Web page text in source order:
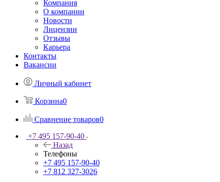
Компания
О компании
Новости
Лицензии
Отзывы
Карьера
Контакты
Вакансии
Личный кабинет
Корзина0
Сравнение товаров0
+7 495 157-90-40
Назад
Телефоны
+7 495 157-90-40
+7 812 327-3026